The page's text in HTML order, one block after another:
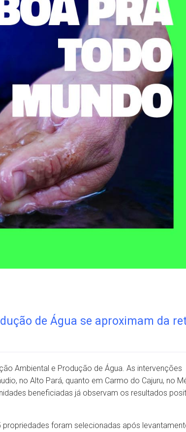
de Água se aproximam da
Ambiental e Produção de Água. As intervenções
no Alto Pará, quanto em Carmo do Cajuru, no
beneficiadas já observam os resultados
foram selecionadas após